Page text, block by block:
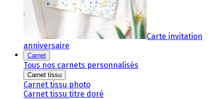
Carte invitation
anniversaire
Carnet
Tous nos carnets personnalisés
Carnet tissu
Carnet tissu photo
Carnet tissu titre doré